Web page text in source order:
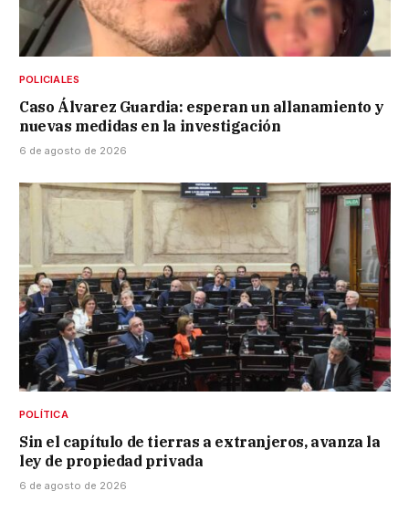
POLICIALES
Caso Álvarez Guardia: esperan un allanamiento y
nuevas medidas en la investigación
6 de agosto de 2026
POLÍTICA
Sin el capítulo de tierras a extranjeros, avanza la
ley de propiedad privada
6 de agosto de 2026